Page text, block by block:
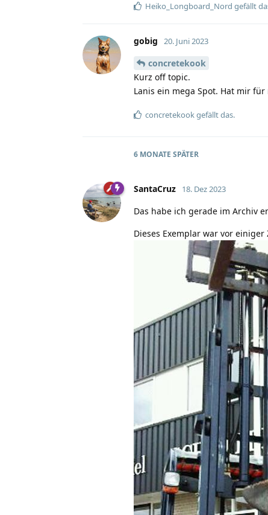
Heiko_Longboard_Nord gefällt
gobig 20. Juni 2023
concretekook
Kurz off topic.
Lanis ein mega Spot. Hat mir
concretekookgefällt das.
6 MONATE SPÄTER
SantaCruz 18. Dez 2023
Das habe ich gerade im Archiv
Dieses Exemplar war vor